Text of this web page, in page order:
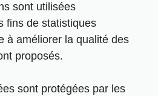
sont utilisées
fins de statistiques
à améliorer la qualité des
proposés.
sont protégées par les